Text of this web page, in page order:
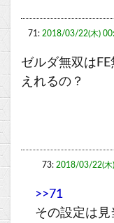
71: 2018/03/22(木)
ゼルダ無双は
えれるの？
73: 2018/03/22(木
>>71
その設定は見